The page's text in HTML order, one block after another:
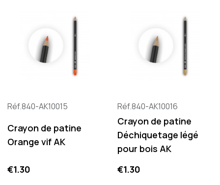
Réf.840-AK10015
Crayon de patine
Orange vif AK
Price
€1.30
Réf.840-AK10016
Crayon de patine
Déchiquetage légé
pour bois AK
Price
€1.30